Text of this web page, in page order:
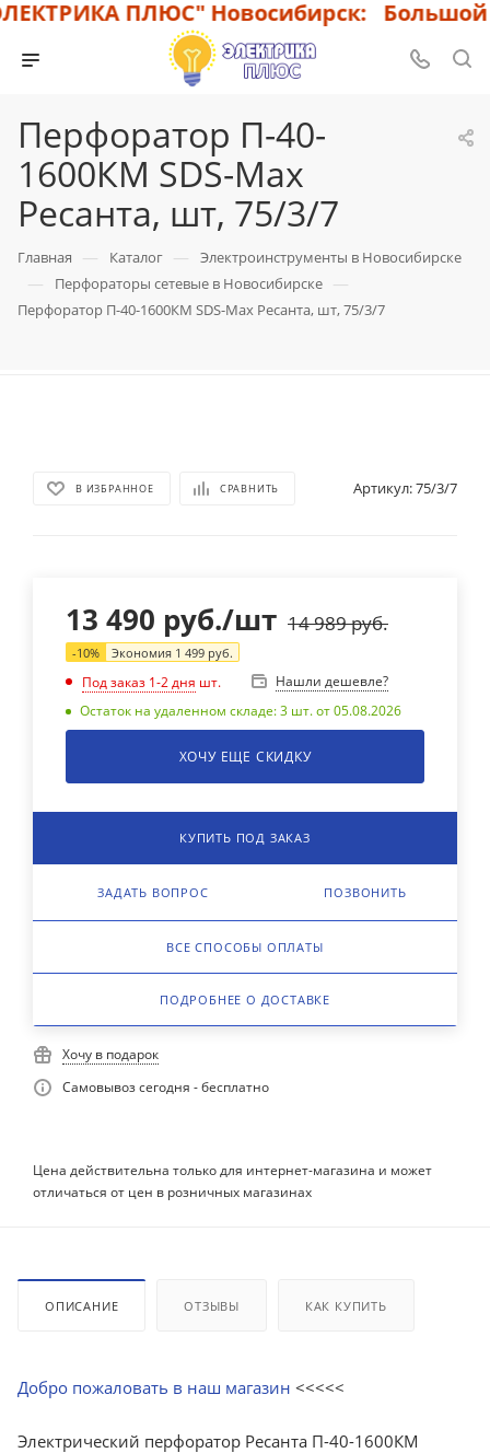
ПЛЮС" Новосибирск: Большой
Перфоратор П-40-
1600КМ SDS-Max
Ресанта, шт, 75/3/7
Главная — Каталог — Электроинструменты в Новосибирске
— Перфораторы сетевые в Новосибирске —
Перфоратор П-40-1600КМ SDS-Max Ресанта, шт, 75/3/7
В ИЗБРАННОЕ СРАВНИТЬ Артикул:75/3/7
13 490 руб./шт 14 989руб.
-10% Экономия 1 499 руб.
Под заказ 1-2 дня шт.
Нашли дешевле?
Остаток на удаленном складе: 3 шт. от 05.08.2026
ХОЧУ ЕЩЕ СКИДКУ
КУПИТЬ ПОД ЗАКАЗ
ЗАДАТЬ ВОПРОС ПОЗВОНИТЬ
ВСЕ СПОСОБЫ ОПЛАТЫ
ПОДРОБНЕЕ О ДОСТАВКЕ
Хочу в подарок
Самовывоз сегодня - бесплатно
Цена действительна только для интернет-магазина и может
отличаться от цен в розничных магазинах
ОПИСАНИЕ ОТЗЫВЫ КАК КУПИТЬ
Добро пожаловать в наш магазин <<<<<
Электрический перфоратор Ресанта П-40-1600КМ